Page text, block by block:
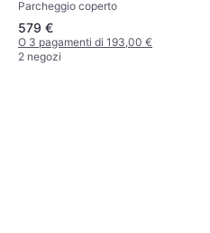
Parcheggio coperto
579 €
O 3 pagamenti di 193,00 €
2 negozi